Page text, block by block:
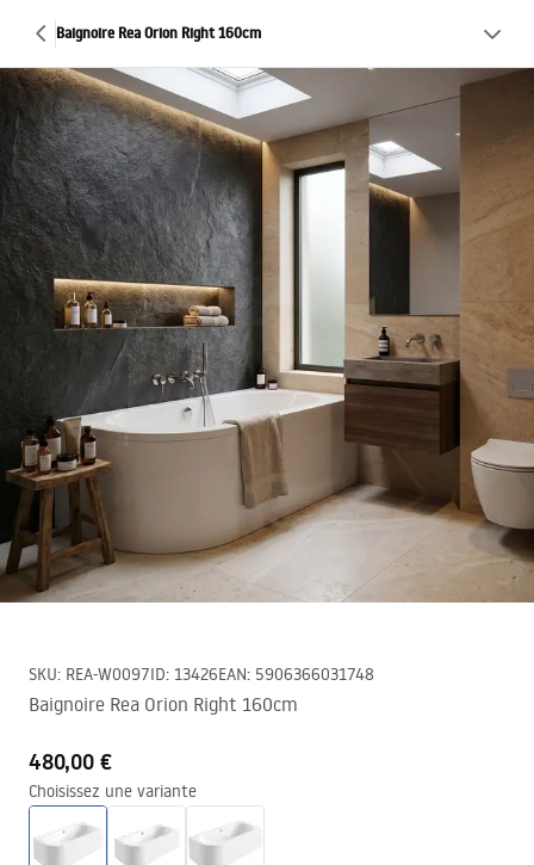
Baignoire Rea Orion Right 160cm
SKU: REA-W0097ID: 13426EAN: 5906366031748
Baignoire Rea Orion Right 160cm
480,00 €
Choisissez une variante